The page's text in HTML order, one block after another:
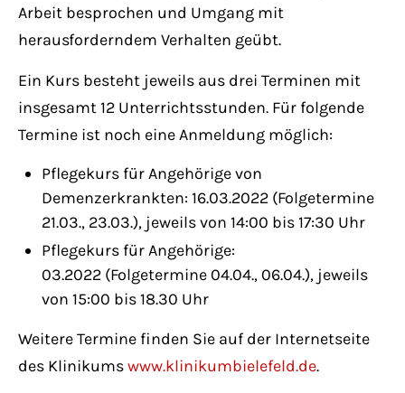
nec.
Arbeit besprochen und Umgang mit
herausforderndem Verhalten geübt.
Ein Kurs besteht jeweils aus drei Terminen mit
insgesamt 12 Unterrichtsstunden. Für folgende
Termine ist noch eine Anmeldung möglich:
Pflegekurs für Angehörige von
Demenzerkrankten: 16.03.2022 (Folgetermine
21.03., 23.03.), jeweils von 14:00 bis 17:30 Uhr
Pflegekurs für Angehörige:
03.2022 (Folgetermine 04.04., 06.04.), jeweils
von 15:00 bis 18.30 Uhr
Weitere Termine finden Sie auf der Internetseite
des Klinikumswww.klinikumbielefeld.de.